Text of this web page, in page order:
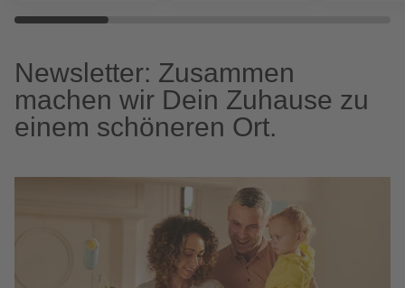
Newsletter: Zusammen
machen wir Dein Zuhause zu
einem schöneren Ort.